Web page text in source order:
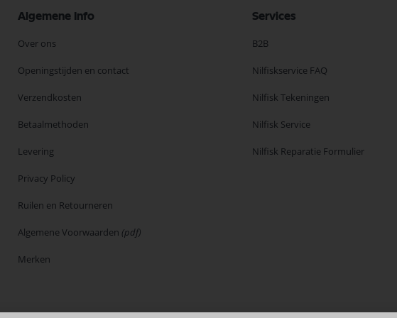
Algemene Info
Over ons
Openingstijden en contact
Verzendkosten
Betaalmethoden
Levering
Privacy Policy
Ruilen en Retourneren
Algemene Voorwaarden (pdf)
Merken
Services
B2B
Nilfiskservice FAQ
Nilfisk Tekeningen
Nilfisk Service
Nilfisk Reparatie Formulier